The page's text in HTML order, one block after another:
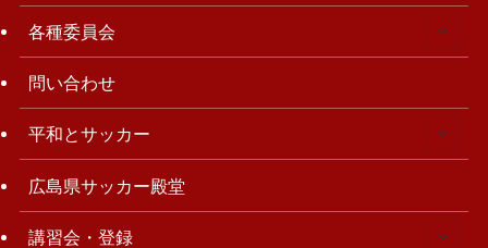
各種委員会
問い合わせ
平和とサッカー
広島県サッカー殿堂
講習会・登録